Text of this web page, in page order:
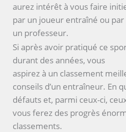
aurez intérêt à vous faire
par un joueur entraîné ou par
un professeur.
Si après avoir pratiqué ce
durant des années, vous
aspirez à un classement
conseils d’un entraîneur. En
défauts et, parmi ceux-ci,
vous ferez des progrès
classements.